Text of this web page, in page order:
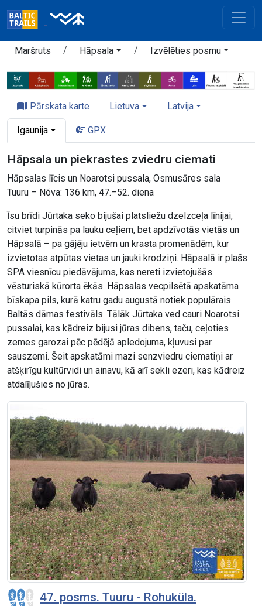
Maršruts Hāpsala Izvēlēties posmu
Pārskata karte Lietuva Latvija
Igaunija GPX
Hāpsala un piekrastes zviedru ciemati
Hāpsalas līcis un Noarotsi pussala, Osmusāres sala
Tuuru – Nõva: 136 km, 47.–52. diena
Īsu brīdi Jūrtaka seko bijušai platsliežu dzelzceļa līnijai,
citviet turpinās pa lauku ceļiem, bet apdzīvotās vietās un
Hāpsalā – pa gājēju ietvēm un krasta promenādēm, kur
izvietotas atpūtas vietas un jauki krodziņi. Hāpsalā ir plašs
SPA viesnīcu piedāvājums, kas nereti izvietojušās
vēsturiskā kūrorta ēkās. Hāpsalas vecpilsētā apskatāma
bīskapa pils, kurā katru gadu augustā notiek populārais
Baltās dāmas festivāls. Tālāk Jūrtaka ved cauri Noarotsi
pussalai, kas kādreiz bijusi jūras dibens, taču, ceļoties
zemes garozai pēc pēdējā apledojuma, kļuvusi par
sauszemi. Šeit apskatāmi mazi senzviedru ciematiņi ar
atšķirīgu kultūrvidi un ainavu, kā arī sekli ezeri, kas kādreiz
atdalījušies no jūras.
47. posms. Tuuru - Rohuküla.